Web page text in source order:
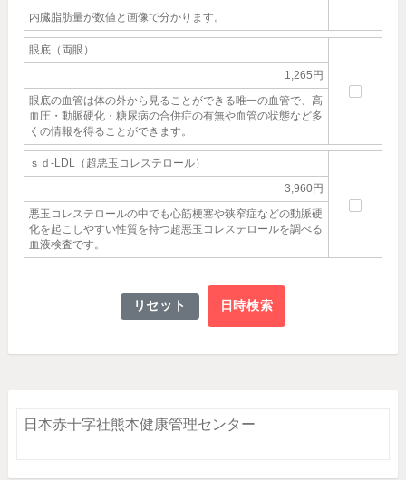
内臓脂肪量が数値と画像で分かります。
眼底（両眼）
1,265円
眼底の血管は体の外から見ることができる唯一の血管で、高
血圧・動脈硬化・糖尿病の合併症の有無や血管の状態など多
くの情報を得ることができます。
ｓｄ-LDL（超悪玉コレステロール）
3,960円
悪玉コレステロールの中でも心筋梗塞や狭窄症などの動脈硬
化を起こしやすい性質を持つ超悪玉コレステロールを調べる
血液検査です。
リセット 日時検索
日本赤十字社熊本健康管理センター